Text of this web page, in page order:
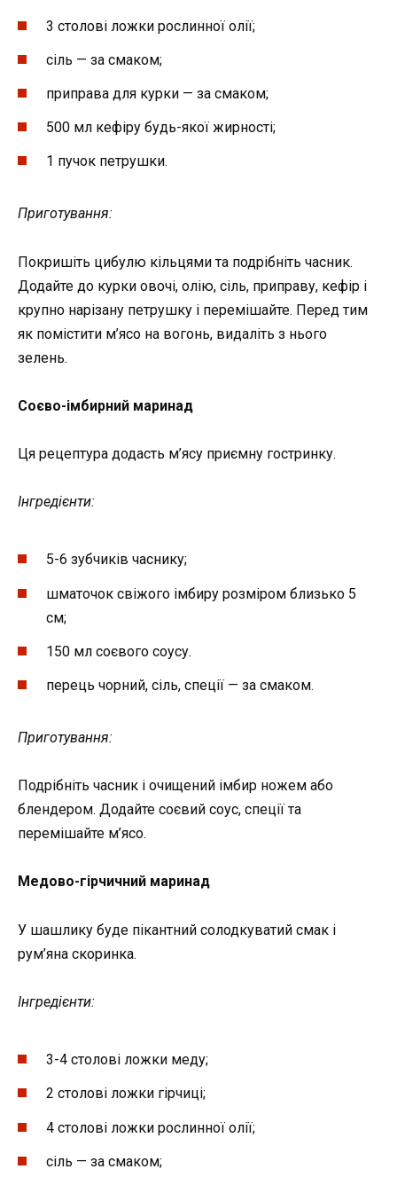
3 столові ложки рослинної олії;
сіль — за смаком;
приправа для курки — за смаком;
500 мл кефіру будь-якої жирності;
1 пучок петрушки.
Приготування:
Покришіть цибулю кільцями та подрібніть часник.
Додайте до курки овочі, олію, сіль, приправу, кефір і
крупно нарізану петрушку і перемішайте. Перед тим
як помістити м’ясо на вогонь, видаліть з нього
зелень.
Соєво-імбирний маринад
Ця рецептура додасть м’ясу приємну гостринку.
Інгредієнти:
5-6 зубчиків часнику;
шматочок свіжого імбиру розміром близько 5
см;
150 мл соєвого соусу.
перець чорний, сіль, спеції — за смаком.
Приготування:
Подрібніть часник і очищений імбир ножем або
блендером. Додайте соєвий соус, спеції та
перемішайте м’ясо.
Медово-гірчичний маринад
У шашлику буде пікантний солодкуватий смак і
рум’яна скоринка.
Інгредієнти:
3-4 столові ложки меду;
2 столові ложки гірчиці;
4 столові ложки рослинної олії;
сіль — за смаком;